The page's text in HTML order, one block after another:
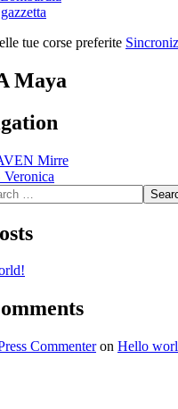
tue corse preferite
Maya
Mirre
Commenteron Hello